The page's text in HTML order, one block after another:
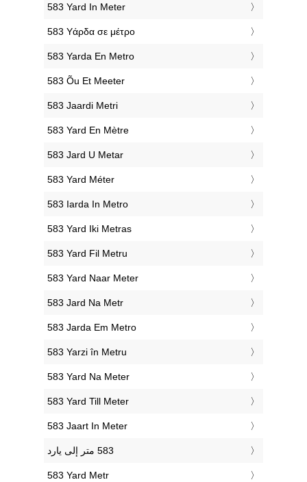
‎583 Yard In Meter
‎583 Υάρδα σε μέτρο
‎583 Yarda En Metro
‎583 Õu Et Meeter
‎583 Jaardi Metri
‎583 Yard En Mètre
‎583 Jard U Metar
‎583 Yard Méter
‎583 Iarda In Metro
‎583 Yard Iki Metras
‎583 Yard Fil Metru
‎583 Yard Naar Meter
‎583 Jard Na Metr
‎583 Jarda Em Metro
‎583 Yarzi în Metru
‎583 Yard Na Meter
‎583 Yard Till Meter
‎583 Jaart In Meter
‎583 Yard Metr